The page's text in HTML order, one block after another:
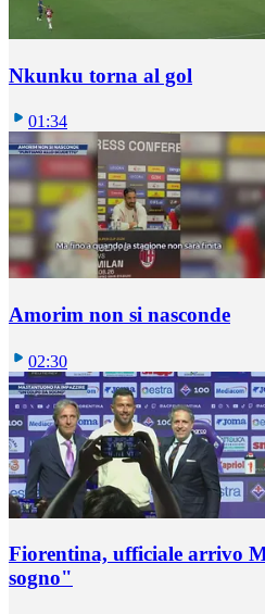
Nkunku torna al gol
01:34
Amorim non si nasconde
02:30
Fiorentina, ufficiale arrivo
sogno"